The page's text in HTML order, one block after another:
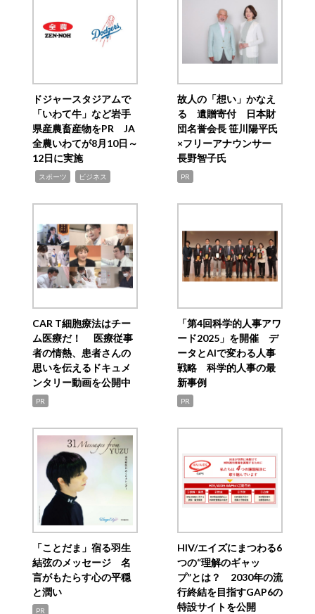
ドジャースタジアムで
「いわて牛」など岩手
県産農畜産物をPR JA
全農いわてが8月10日～
12日に実施
スポーツ ビジネス
故人の「想い」かなえ
る 遺贈寄付 日本財
団名誉会長 笹川陽平氏
×フリーアナウンサー
長野智子氏
PR
CAR T細胞療法はチー
ム医療だ！ 医療従事
者の情熱、患者さんの
思いを伝えるドキュメ
ンタリー動画を公開中
PR
「第4回科学的人事アワ
ード2025」を開催 デ
ータとAIで変わる人事
戦略 科学的人事の最
新事例
PR
「ことだま」宿る羽生
結弦のメッセージ 名
言がもたらす心の平穏
と潤い
PR
HIV/エイズにまつわる6
つの“理解のギャッ
プ”とは？ 2030年の流
行終結を目指すGAP6の
特設サイトを公開